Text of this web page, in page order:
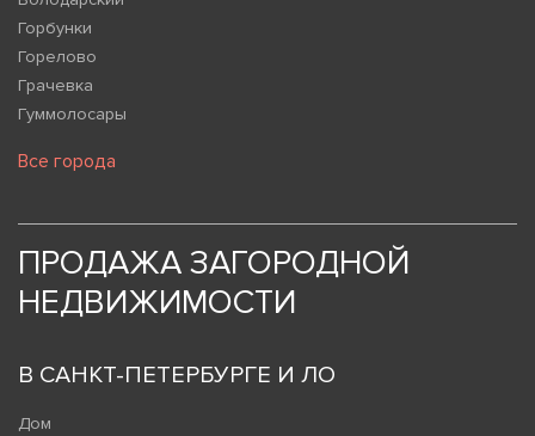
Горбунки
Горелово
Грачевка
Гуммолосары
Все города
ПРОДАЖА ЗАГОРОДНОЙ
НЕДВИЖИМОСТИ
В САНКТ-ПЕТЕРБУРГЕ И ЛО
Дом